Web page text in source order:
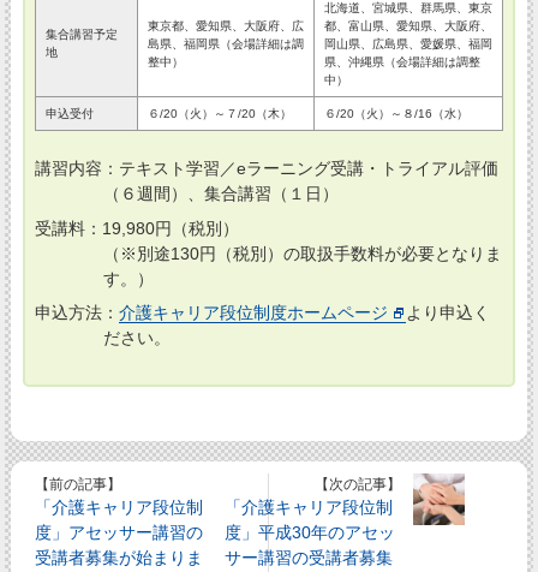
集合講習予定
地
東京都、愛知県、大阪府、広
島県、福岡県（会場詳細は調
整中）
北海道、宮城県、群馬県、東京
都、富山県、愛知県、大阪府、
岡山県、広島県、愛媛県、福岡
県、沖縄県（会場詳細は調整
中）
申込受付 ６/20（火）～７/20（木） ６/20（火）～８/16（水）
講習内容：テキスト学習／eラーニング受講・トライアル評価
（６週間）、集合講習（１日）
受講料：19,980円（税別）
（※別途130円（税別）の取扱手数料が必要となりま
す。）
申込方法： 介護キャリア段位制度ホームページ
より申込く
ださい。
【前の記事】
「介護キャリア段位制
度」アセッサー講習の
受講者募集が始まりま
【次の記事】
「介護キャリア段位制
度」平成30年のアセッ
サー講習の受講者募集